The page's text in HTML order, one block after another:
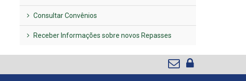
Consultar Convênios
Receber Informações sobre novos Repasses